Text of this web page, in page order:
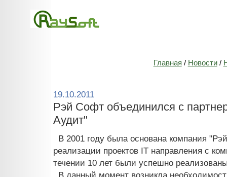
Главная / Новости/
19.10.2011
Рэй Cофт объединился с
Аудит"
В 2001 году была основана компания
реализации проектов IT направления с
течении 10 лет были успешно
В данный момент возникла